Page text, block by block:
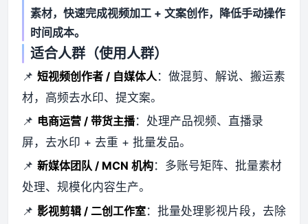
素材，快速完成视频加工 + 文案创作，降低手动操作
时间成本。
适合人群（使用人群）
📌 短视频创作者 / 自媒体人 ：做混剪、解说、搬运素
材，高频去水印、提文案。
📌 电商运营 / 带货主播：处理产品视频、直播录
屏，去水印 + 去重 + 批量发品。
📌 新媒体团队 / MCN 机构：多账号矩阵、批量素材
处理、规模化内容生产。
📌 影视剪辑 / 二创工作室：批量处理影视片段，去除